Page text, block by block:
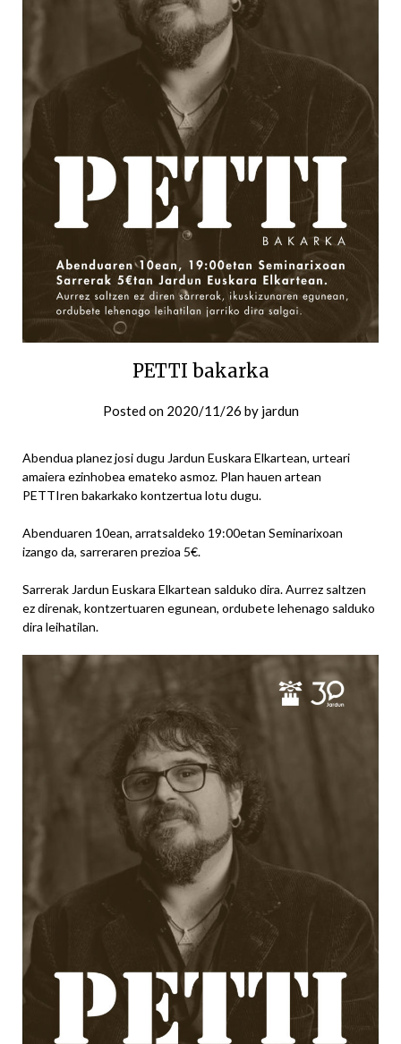
PETTI bakarka
Posted on 2020/11/26 by jardun
Abendua planez josi dugu Jardun Euskara Elkartean, urteari
amaiera ezinhobea emateko asmoz. Plan hauen artean
PETTIren bakarkako kontzertua lotu dugu.
Abenduaren 10ean, arratsaldeko 19:00etan Seminarixoan
izango da, sarreraren prezioa 5€.
Sarrerak Jardun Euskara Elkartean salduko dira. Aurrez saltzen
ez direnak, kontzertuaren egunean, ordubete lehenago salduko
dira leihatilan.